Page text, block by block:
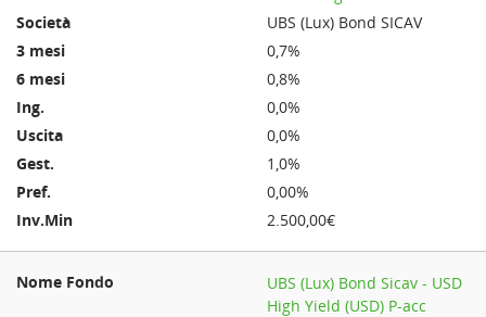
UBS (Lux) Bond SICAV
0,7%
0,8%
0,0%
0,0%
1,0%
0,00%
2.500,00€
UBS (Lux) Bond Sicav - USD
High Yield (USD) P-acc